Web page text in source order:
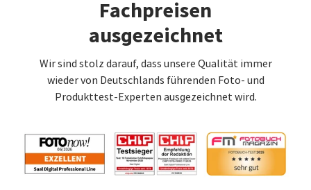
Fachpreisen
ausgezeichnet
Wir sind stolz darauf, dass unsere Qualität immer
wieder von Deutschlands führenden Foto- und
Produkttest-Experten ausgezeichnet wird.